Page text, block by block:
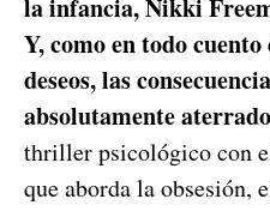
la infancia, Nikki
Y, como en todo cuento
deseos, las
absolutamente
thriller psicológico con
que aborda la